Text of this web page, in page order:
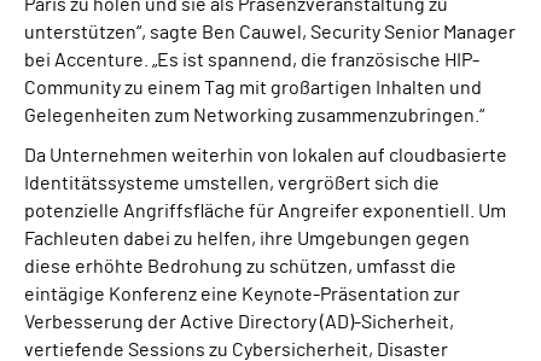
Paris zu holen und sie als Präsenzveranstaltung zu
unterstützen“, sagte Ben Cauwel, Security Senior Manager
bei Accenture. „Es ist spannend, die französische HIP-
Community zu einem Tag mit großartigen Inhalten und
Gelegenheiten zum Networking zusammenzubringen.“
Da Unternehmen weiterhin von lokalen auf cloudbasierte
Identitätssysteme umstellen, vergrößert sich die
potenzielle Angriffsfläche für Angreifer exponentiell. Um
Fachleuten dabei zu helfen, ihre Umgebungen gegen
diese erhöhte Bedrohung zu schützen, umfasst die
eintägige Konferenz eine Keynote-Präsentation zur
Verbesserung der Active Directory (AD)-Sicherheit,
vertiefende Sessions zu Cybersicherheit, Disaster